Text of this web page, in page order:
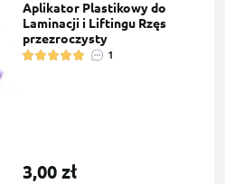
Aplikator Plastikowy do
Laminacji i Liftingu Rzęs
przezroczysty
1
3,00 zł